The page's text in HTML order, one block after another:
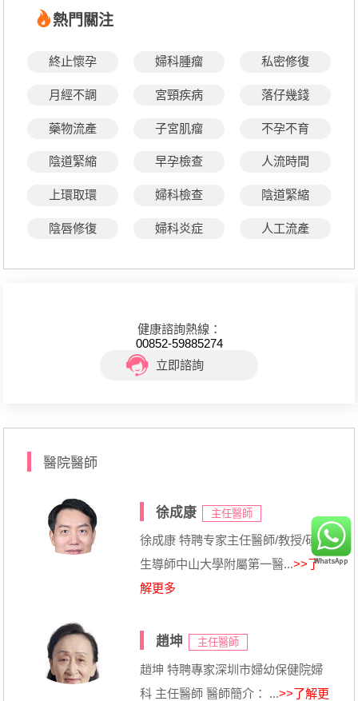
熱門關注
終止懷孕 婦科腫瘤 私密修復
月經不調 宮頸疾病 落仔幾錢
藥物流產 子宮肌瘤 不孕不育
陰道緊縮 早孕檢查 人流時間
上環取環 婦科檢查 陰道緊縮
陰唇修復 婦科炎症 人工流產
健康諮詢熱線：
00852-59885274
立即諮詢
醫院醫師
徐成康 主任醫師
徐成康 特聘专家主任醫師/教授/碩士
生導師中山大學附屬第一醫...>>了
解更多
趙坤 主任醫師
趙坤 特聘專家深圳市婦幼保健院婦
科 主任醫師 醫師簡介： ...>>了解更